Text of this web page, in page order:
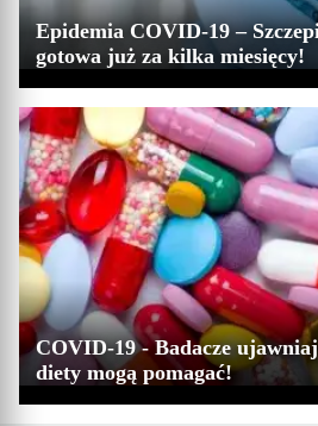
Epidemia COVID-19 –
gotowa już za kilka miesięcy!
COVID-19 - Badacze
diety mogą pomagać!